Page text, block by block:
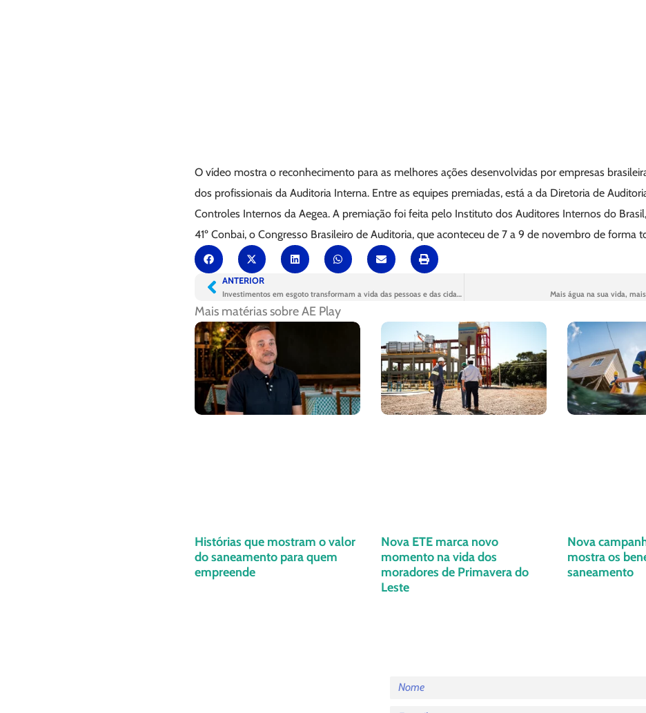
O vídeo mostra o reconhecimento para as melhores ações desenvolvidas por empresas
dos profissionais da Auditoria Interna. Entre as equipes premiadas, está a da Diretoria de
Controles Internos da Aegea. A premiação foi feita pelo Instituto dos Auditores Internos do
41º Conbai, o Congresso Brasileiro de Auditoria, que aconteceu de 7 a 9 de novembro de forma
ANTERIOR
Investimentos em esgoto transformam a vida das pessoas e das cidades Mais água na sua vida,
Mais matérias sobreAE Play
Histórias que mostram o valor
do saneamento para quem
empreende
Nova ETE marca novo
momento na vida dos
moradores de Primavera do
Leste
Nova
mostra os
saneamento